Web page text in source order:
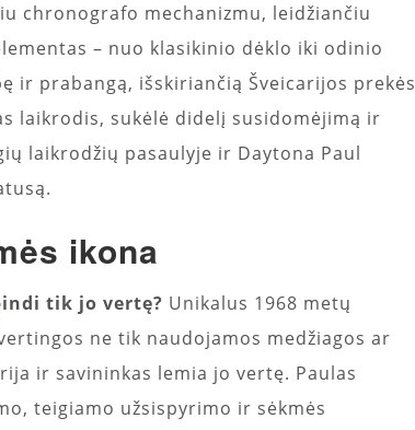
chronografo mechanizmu, leidžiančiu
– nuo ​​klasikinio dėklo iki odinio
ir prabangą, išskiriančią Šveicarijos prekės
laikrodis, sukėlė didelį susidomėjimą ir
laikrodžių pasaulyje ir Daytona Paul
ikona
tik jo vertę? Unikalus 1968 metų
ne tik naudojamos medžiagos ar
ir savininkas lemia jo vertę. Paulas
teigiamo užsispyrimo ir sėkmės